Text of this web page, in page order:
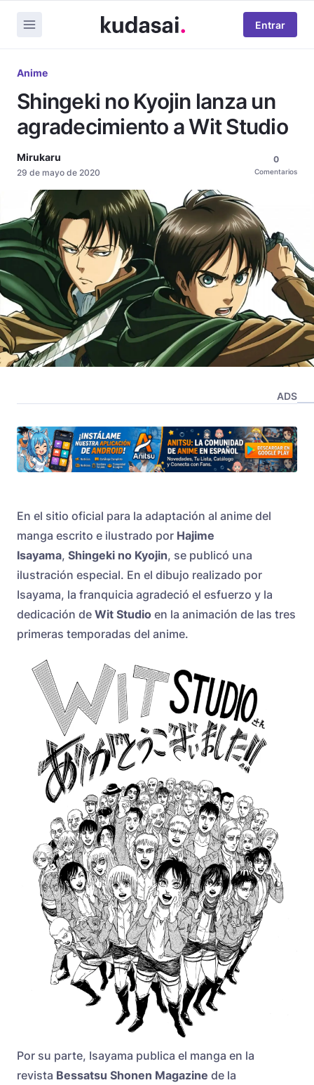
Entrar
Anime
Shingeki no Kyojin lanza un
agradecimiento a Wit Studio
Mirukaru
29 de mayo de 2020
0
Comentarios
ADS
En el sitio oficial para la adaptación al anime del
manga escrito e ilustrado por Hajime
Isayama, Shingeki no Kyojin, se publicó una
ilustración especial. En el dibujo realizado por
Isayama, la franquicia agradeció el esfuerzo y la
dedicación de Wit Studio en la animación de las tres
primeras temporadas del anime.
Por su parte, Isayama publica el manga en la
revista Bessatsu Shonen Magazine de la